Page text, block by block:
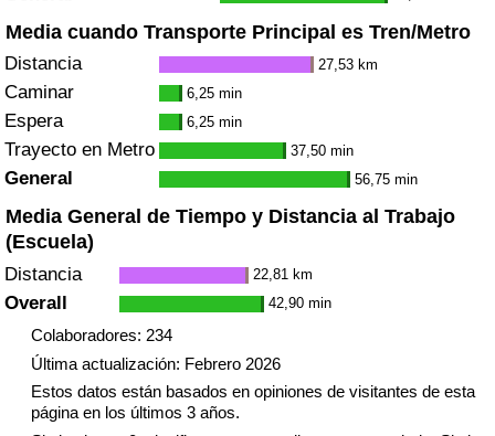
Media cuando Transporte Principal es Tren/Metro
Distancia 27,53 km
Caminar 6,25 min
Espera 6,25 min
Trayecto en Metro 37,50 min
General 56,75 min
Media General de Tiempo y Distancia al Trabajo
(Escuela)
Distancia 22,81 km
Overall 42,90 min
Colaboradores: 234
Última actualización: Febrero 2026
Estos datos están basados en opiniones de visitantes de esta
página en los últimos 3 años.